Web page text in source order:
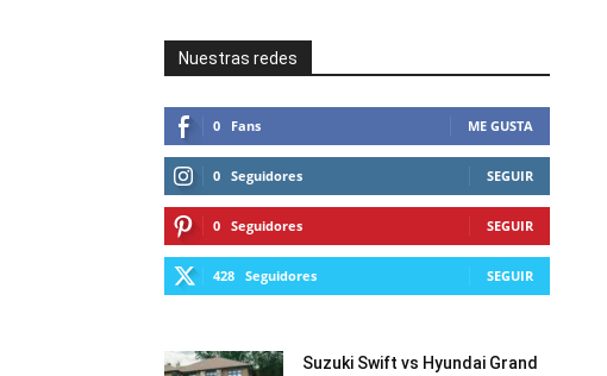
Nuestras redes
0 Fans ME GUSTA
0 Seguidores SEGUIR
0 Seguidores SEGUIR
428 Seguidores SEGUIR
Suzuki Swift vs Hyundai Grand